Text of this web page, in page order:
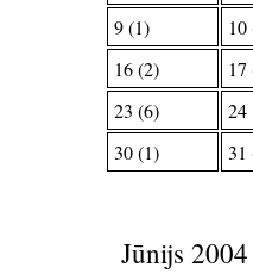
9 (1)
10
16 (2)
17
23 (6)
24
30 (1)
31
Jūnijs 2004